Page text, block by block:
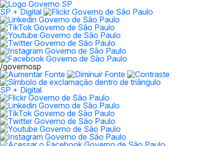
SP + Digital
/governosp
SP + Digital